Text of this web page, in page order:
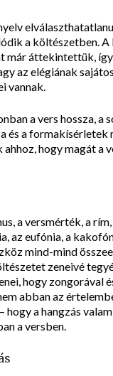
a költészetben.
már áttekintettük,
az elégiának
vannak.
a vers hossza, a
és a formakísérletek
hogy magát a
a versmérték, a
az eufónia, a
mind-mind
zeneivé
hogy zongorával
abban az
hogy a hangzás
a versben.